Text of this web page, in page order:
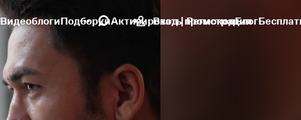
ВидеоблогиПодборкиАктивировать промокодБлог
Вход | Регистрация